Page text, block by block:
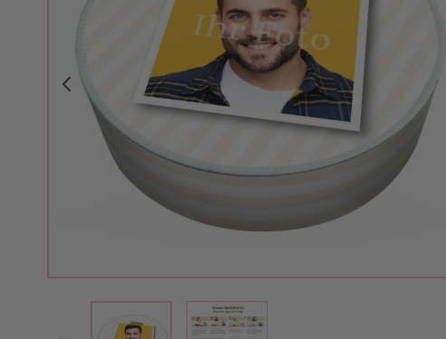
View larger imageView larger image